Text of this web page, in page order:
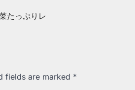
たっぷりレ
fields are marked *